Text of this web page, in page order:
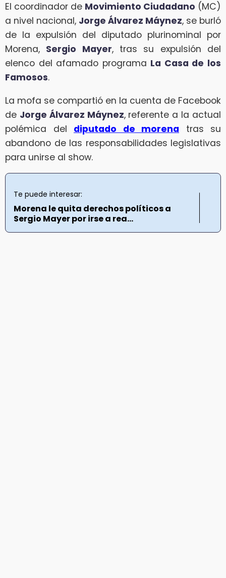
El coordinador de Movimiento Ciudadano (MC)
a nivel nacional, Jorge Álvarez Máynez, se burló
de la expulsión del diputado plurinominal por
Morena, Sergio Mayer, tras su expulsión del
elenco del afamado programa La Casa de los
Famosos.
La mofa se compartió en la cuenta de Facebook
de Jorge Álvarez Máynez, referente a la actual
polémica del diputado de morena tras su
abandono de las responsabilidades legislativas
para unirse al show.
Te puede interesar:
Morena le quita derechos políticos a
Sergio Mayer por irse a rea...